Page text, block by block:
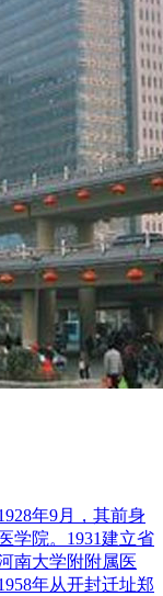
年9月，其前身
学院。1931建立省
南大学附附属医
年从开封迁址郑